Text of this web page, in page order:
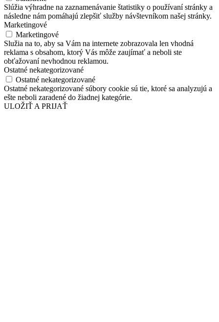
Slúžia výhradne na zaznamenávanie štatistiky o používaní stránky a
následne nám pomáhajú zlepšiť služby návštevníkom našej stránky.
Marketingové
Marketingové
Služia na to, aby sa Vám na internete zobrazovala len vhodná
reklama s obsahom, ktorý Vás môže zaujímať a neboli ste
obťažovaní nevhodnou reklamou.
Ostatné nekategorizované
Ostatné nekategorizované
Ostatné nekategorizované súbory cookie sú tie, ktoré sa analyzujú a
ešte neboli zaradené do žiadnej kategórie.
ULOŽIŤ A PRIJAŤ